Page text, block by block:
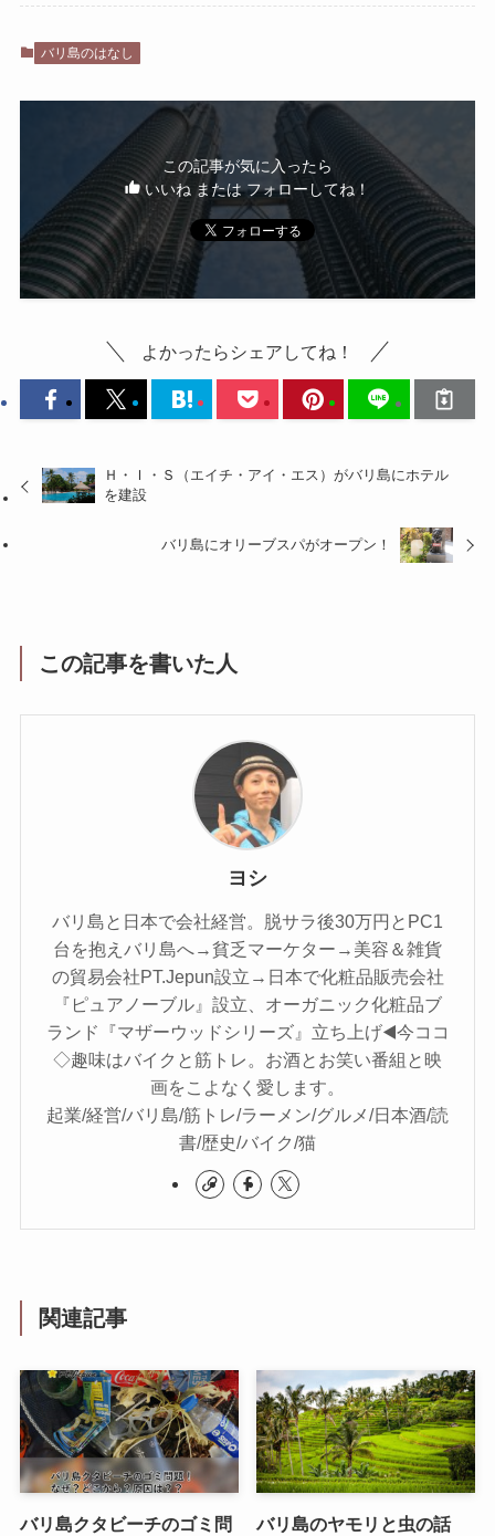
バリ島のはなし
この記事が気に入ったら
いいね または フォローしてね！
よかったらシェアしてね！
Ｈ・Ｉ・Ｓ（エイチ・アイ・エス）がバリ島にホテル
を建設
バリ島にオリーブスパがオープン！
この記事を書いた人
ヨシ
バリ島と日本で会社経営。脱サラ後30万円とPC1
台を抱えバリ島へ→貧乏マーケター→美容＆雑貨
の貿易会社PT.Jepun設立→日本で化粧品販売会社
『ピュアノーブル』設立、オーガニック化粧品ブ
ランド『マザーウッドシリーズ』立ち上げ◀️今ココ
◇趣味はバイクと筋トレ。お酒とお笑い番組と映
画をこよなく愛します。
起業/経営/バリ島/筋トレ/ラーメン/グルメ/日本酒/読
書/歴史/バイク/猫
関連記事
バリ島クタビーチのゴミ問
バリ島のヤモリと虫の話